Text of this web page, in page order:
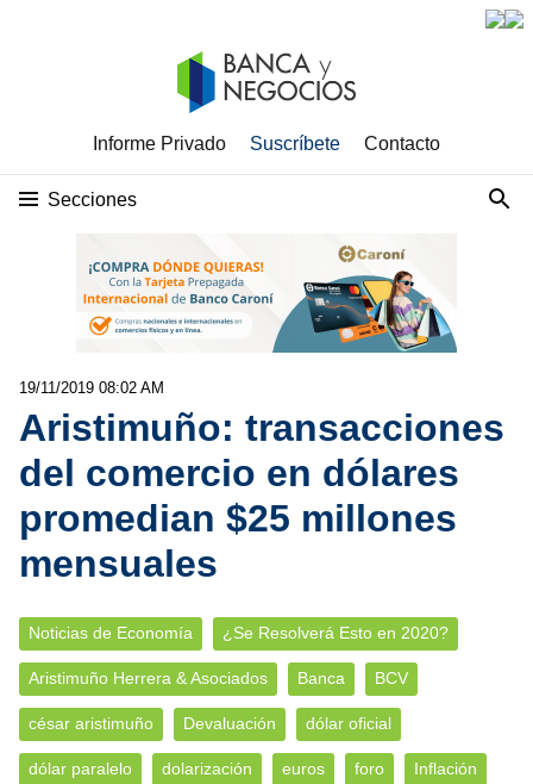
Informe Privado Suscríbete Contacto
Secciones
19/11/2019 08:02 AM
Aristimuño: transacciones
del comercio en dólares
promedian $25 millones
mensuales
Noticias de Economía ¿Se Resolverá Esto en 2020?
Aristimuño Herrera & Asociados Banca BCV
césar aristimuño Devaluación dólar oficial
dólar paralelo dolarización euros foro Inflación